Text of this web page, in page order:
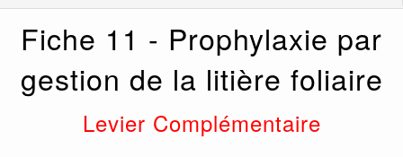
Fiche 11 - Prophylaxie par
gestion de la litière foliaire
Levier Complémentaire